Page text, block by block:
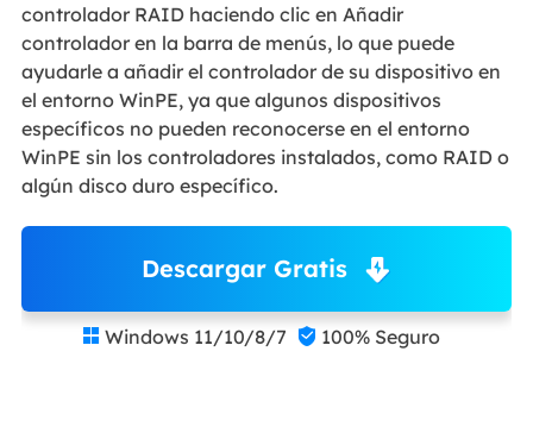
controlador RAID haciendo clic en Añadir
controlador en la barra de menús, lo que puede
ayudarle a añadir el controlador de su dispositivo en
el entorno WinPE, ya que algunos dispositivos
específicos no pueden reconocerse en el entorno
WinPE sin los controladores instalados, como RAID o
algún disco duro específico.
Descargar Gratis
 Windows 11/10/8/7  100% Seguro